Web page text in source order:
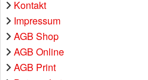
Kontakt
Impressum
AGB Shop
AGB Online
AGB Print